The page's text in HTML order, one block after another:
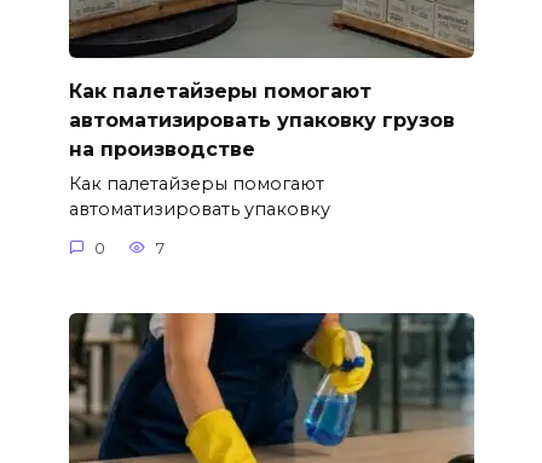
Как палетайзеры помогают
автоматизировать упаковку грузов
на производстве
Как палетайзеры помогают
автоматизировать упаковку
0 7